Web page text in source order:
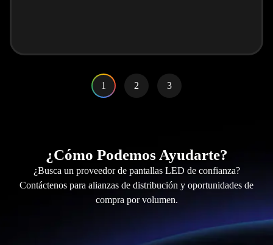
1 2 3
¿Cómo Podemos Ayudarte?
¿Busca un proveedor de pantallas LED de confianza?
Contáctenos para alianzas de distribución y oportunidades de
compra por volumen.